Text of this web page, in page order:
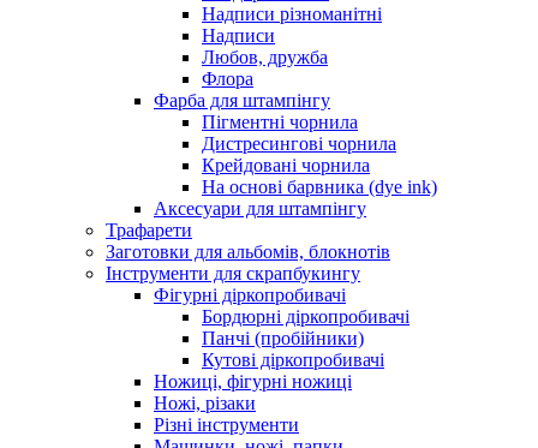
Надписи різноманітні
Надписи
Любов, дружба
Флора
Фарба для штампінгу
Пігментні чорнила
Дистресингові чорнила
Крейдовані чорнила
На основі барвника (dye ink)
Аксесуари для штампінгу
Трафарети
Заготовки для альбомів, блокнотів
Інструменти для скрапбукингу
Фігурні діркопробивачі
Бордюрні діркопробивачі
Панчі (пробійники)
Кутові діркопробивачі
Ножиці, фігурні ножиці
Ножі, різаки
Різні інструменти